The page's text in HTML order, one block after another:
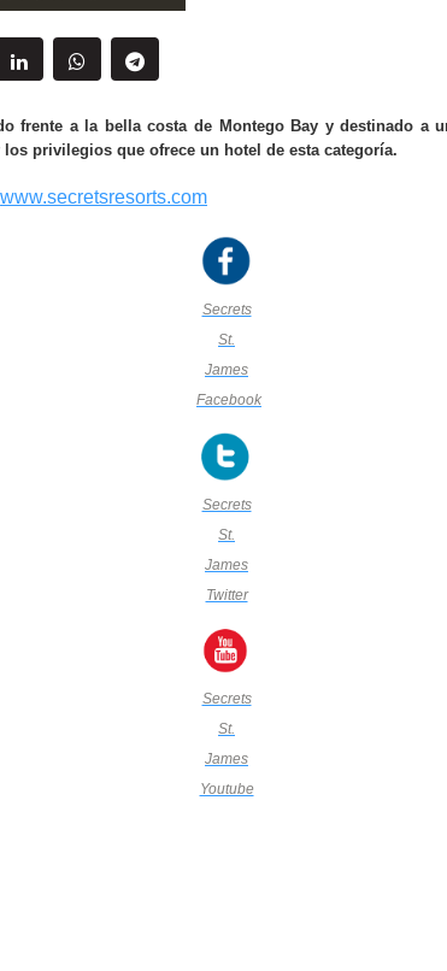
frente a la bella costa de Montego Bay y destinado a
privilegios que ofrece un hotel de esta categoría.
www.secretsresorts.com
Secrets
St.
James
Facebook
Secrets
St.
James
Twitter
Secrets
St.
James
Youtube